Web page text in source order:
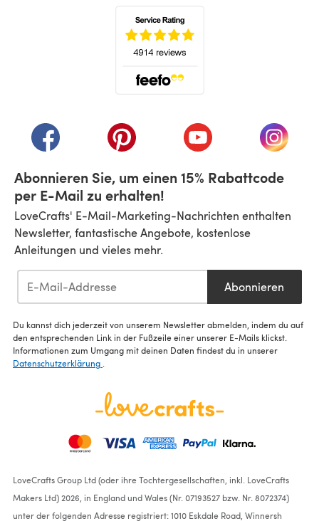
(öffnet sich in einem neuen Tab)
(öffnet sich in einem neuen Tab)
(öffnet sich in einem
(öffnet
Abonnieren Sie, um einen 15% Rabattcode
per E-Mail zu erhalten!
LoveCrafts' E-Mail-Marketing-Nachrichten enthalten
Newsletter, fantastische Angebote, kostenlose
Anleitungen und vieles mehr.
Abonnieren
Du kannst dich jederzeit von unserem Newsletter abmelden, indem du auf
den entsprechenden Link in der Fußzeile einer unserer E-Mails klickst.
Informationen zum Umgang mit deinen Daten findest du in unserer
Datenschutzerklärung
LoveCrafts Group Ltd (oder ihre Tochtergesellschaften, inkl. LoveCrafts
Makers Ltd) 2026, in England und Wales (Nr. 07193527 bzw. Nr. 8072374)
unter der folgenden Adresse registriert: 1010 Eskdale Road, Winnersh